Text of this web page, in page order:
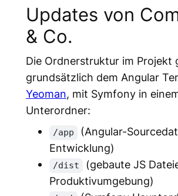
Updates von
& Co.
Die Ordnerstruktur im Projekt
grundsätzlich dem Angular
Yeoman, mit Symfony in
Unterordner:
/app
(Angular-
Entwicklung)
/dist
(gebaute JS
Produktivumgebung)